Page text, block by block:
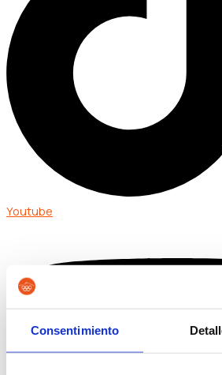
Consentimiento
Youtube